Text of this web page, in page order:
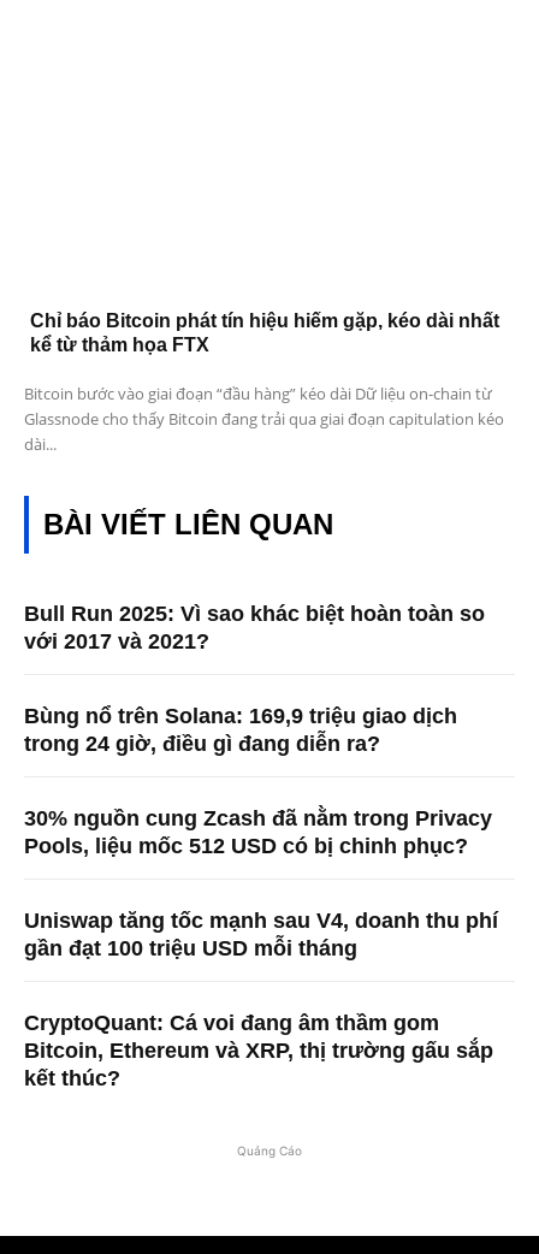
Chỉ báo Bitcoin phát tín hiệu hiếm gặp, kéo dài nhất
kể từ thảm họa FTX
Bitcoin bước vào giai đoạn “đầu hàng” kéo dài Dữ liệu on-chain từ
Glassnode cho thấy Bitcoin đang trải qua giai đoạn capitulation kéo
dài...
BÀI VIẾT LIÊN QUAN
Bull Run 2025: Vì sao khác biệt hoàn toàn so
với 2017 và 2021?
Bùng nổ trên Solana: 169,9 triệu giao dịch
trong 24 giờ, điều gì đang diễn ra?
30% nguồn cung Zcash đã nằm trong Privacy
Pools, liệu mốc 512 USD có bị chinh phục?
Uniswap tăng tốc mạnh sau V4, doanh thu phí
gần đạt 100 triệu USD mỗi tháng
CryptoQuant: Cá voi đang âm thầm gom
Bitcoin, Ethereum và XRP, thị trường gấu sắp
kết thúc?
Quảng Cáo